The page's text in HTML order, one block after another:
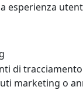
esperienza
di
marketing o